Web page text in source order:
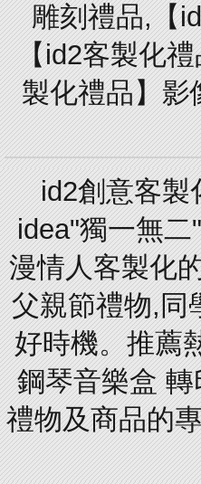
雕刻禮品,【
【id2客製化
製化禮品】影
id2創意客製
idea"獨一無
漫情人客製化
父親節禮物,同
好時機。推薦
鋼琴音樂盒
禮物及商品的